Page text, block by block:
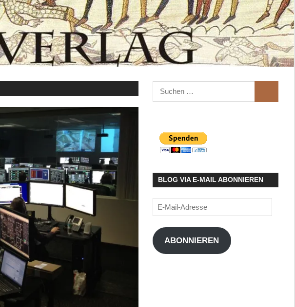
Suchen
nach:
BLOG VIA E-MAIL ABONNIEREN
E-
Mail-
Adresse
ABONNIEREN